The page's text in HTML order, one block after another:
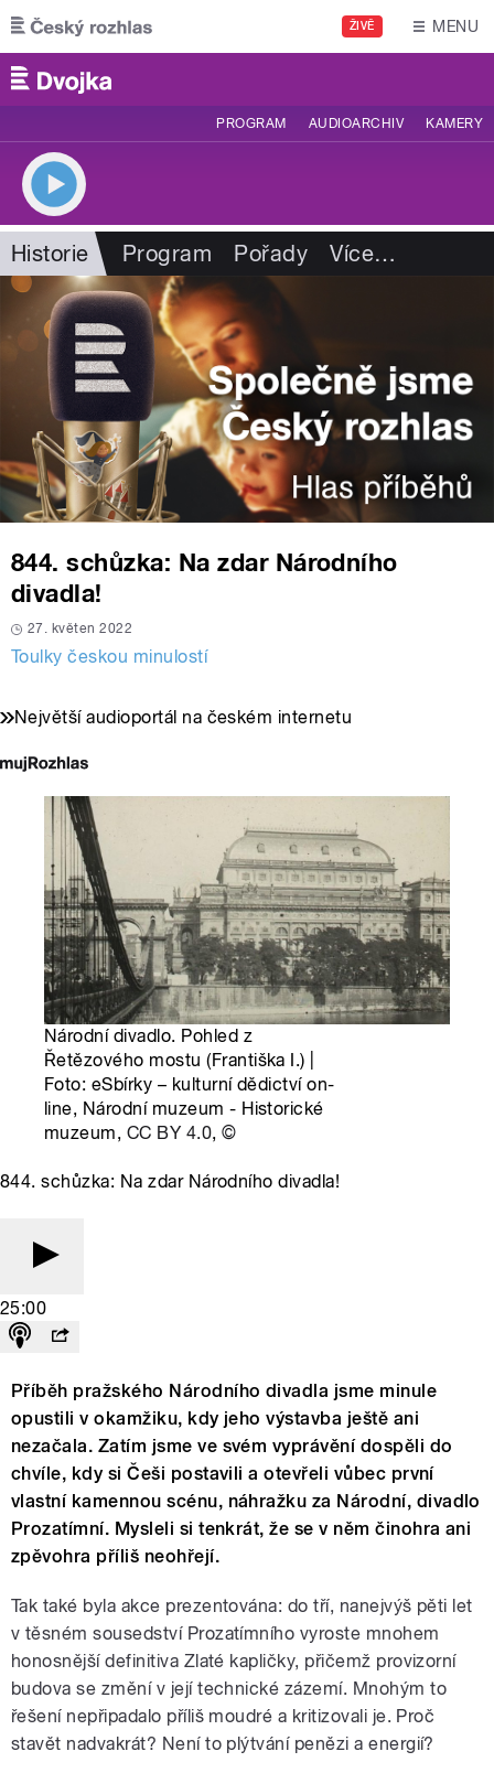
Přejít k hlavnímu obsahu
ŽIVĚ MENU
PROGRAM AUDIOARCHIV KAMERY
Historie Program Pořady Více…
844. schůzka: Na zdar Národního
divadla!
27. květen 2022
Toulky českou minulostí
Největší audioportál na českém internetu
Národní divadlo. Pohled z
Řetězového mostu (Františka I.) |
Foto: eSbírky – kulturní dědictví on-
line, Národní muzeum - Historické
muzeum, CC BY 4.0,©
844. schůzka: Na zdar Národního divadla!
25:00
Příběh pražského Národního divadla jsme minule
opustili v okamžiku, kdy jeho výstavba ještě ani
nezačala. Zatím jsme ve svém vyprávění dospěli do
chvíle, kdy si Češi postavili a otevřeli vůbec první
vlastní kamennou scénu, náhražku za Národní, divadlo
Prozatímní. Mysleli si tenkrát, že se v něm činohra ani
zpěvohra příliš neohřejí.
Tak také byla akce prezentována: do tří, nanejvýš pěti let
v těsném sousedství Prozatímního vyroste mnohem
honosnější definitiva Zlaté kapličky, přičemž provizorní
budova se změní v její technické zázemí. Mnohým to
řešení nepřipadalo příliš moudré a kritizovali je. Proč
stavět nadvakrát? Není to plýtvání penězi a energií?